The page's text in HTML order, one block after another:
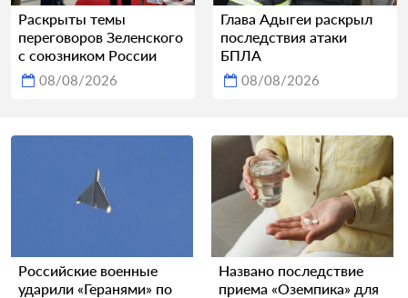
Раскрыты темы
переговоров Зеленского
с союзником России
08/08/2026
Глава Адыгеи раскрыл
последствия атаки
БПЛА
08/08/2026
Российские военные
ударили «Геранями» по
Названо последствие
приема «Оземпика» для